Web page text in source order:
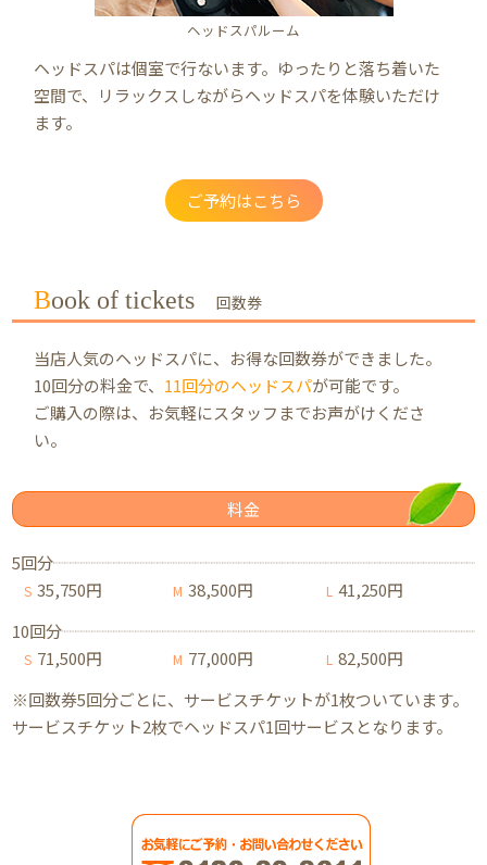
ヘッドスパルーム
ヘッドスパは個室で行ないます。ゆったりと落ち着いた
空間で、リラックスしながらヘッドスパを体験いただけ
ます。
ご予約はこちら
Book of tickets 回数券
当店人気のヘッドスパに、お得な回数券ができました。
10回分の料金で、 11回分のヘッドスパが可能です。
ご購入の際は、お気軽にスタッフまでお声がけくださ
い。
料金
5回分
S 35,750円 M 38,500円 L 41,250円
10回分
S 71,500円 M 77,000円 L 82,500円
※回数券5回分ごとに、サービスチケットが1枚ついています。
サービスチケット2枚でヘッドスパ1回サービスとなります。